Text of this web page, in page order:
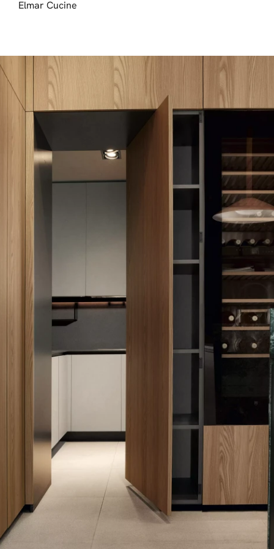
Elmar Cucine